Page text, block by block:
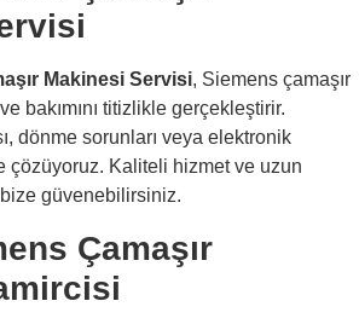
Makinesi Servisi, Siemens çamaşır
bakımını titizlikle gerçekleştirir.
dönme sorunları veya elektronik
çözüyoruz. Kaliteli hizmet ve uzun
güvenebilirsiniz.
Çamaşır